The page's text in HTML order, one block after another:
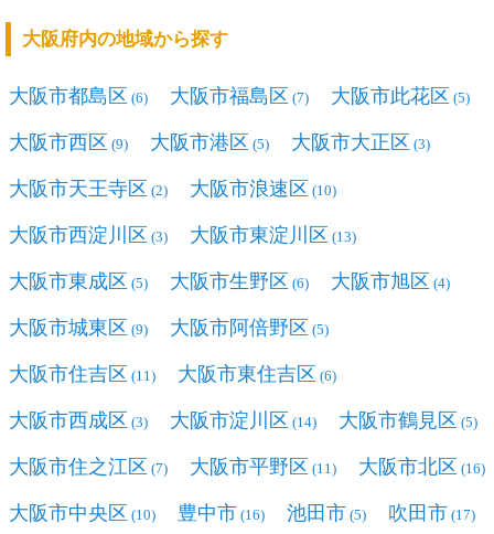
大阪府内の地域から探す
大阪市都島区 (6) 大阪市福島区 (7) 大阪市此花区 (5)
大阪市西区 (9) 大阪市港区 (5) 大阪市大正区 (3)
大阪市天王寺区 (2) 大阪市浪速区 (10)
大阪市西淀川区 (3) 大阪市東淀川区 (13)
大阪市東成区 (5) 大阪市生野区 (6) 大阪市旭区 (4)
大阪市城東区 (9) 大阪市阿倍野区 (5)
大阪市住吉区 (11) 大阪市東住吉区 (6)
大阪市西成区 (3) 大阪市淀川区 (14) 大阪市鶴見区 (5)
大阪市住之江区 (7) 大阪市平野区 (11) 大阪市北区 (16)
大阪市中央区 (10) 豊中市 (16) 池田市 (5) 吹田市 (17)